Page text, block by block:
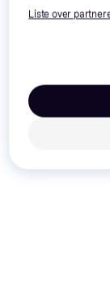
Ecooking Derma
Liste over